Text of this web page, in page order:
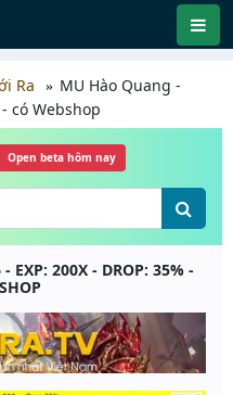
Ra
MU Hào Quang -
có Webshop
Open beta hôm nay
EXP: 200X - DROP: 35% -